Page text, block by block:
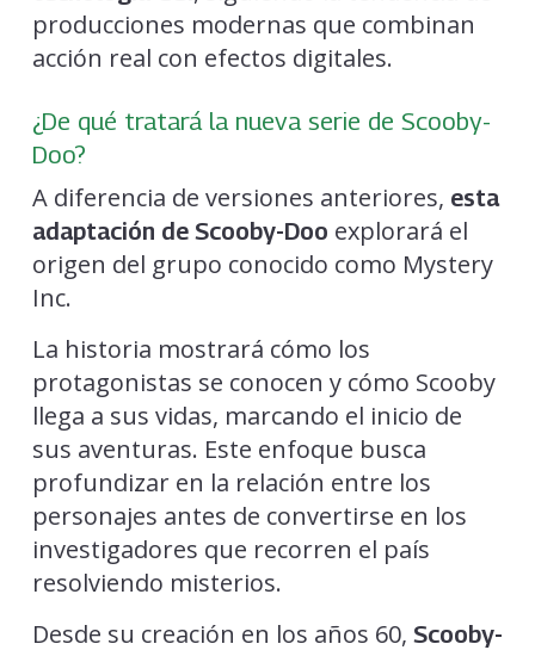
producciones modernas que combinan
acción real con efectos digitales.
¿De qué tratará la nueva serie de Scooby-
Doo?
A diferencia de versiones anteriores, esta
adaptación de Scooby-Doo explorará el
origen del grupo conocido como Mystery
Inc.
La historia mostrará cómo los
protagonistas se conocen y cómo Scooby
llega a sus vidas, marcando el inicio de
sus aventuras. Este enfoque busca
profundizar en la relación entre los
personajes antes de convertirse en los
investigadores que recorren el país
resolviendo misterios.
Desde su creación en los años 60, Scooby-